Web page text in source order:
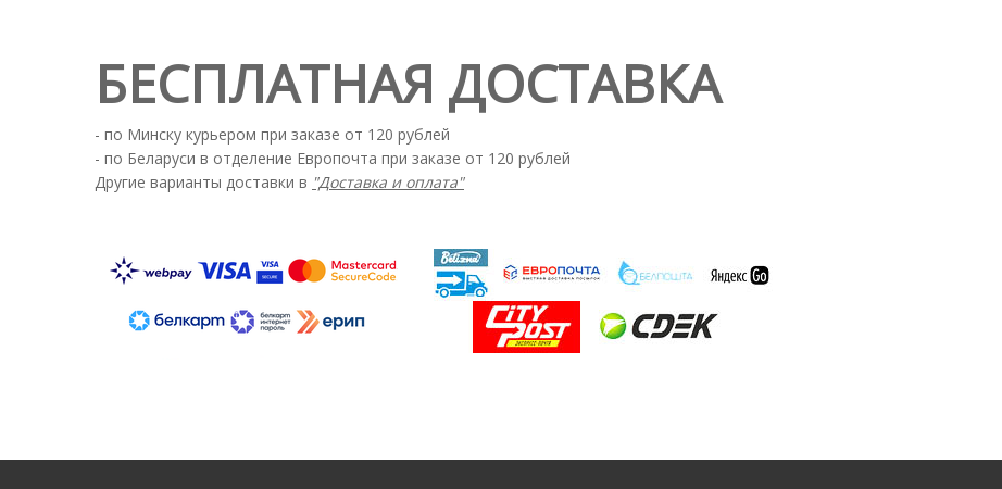
БЕСПЛАТНАЯ ДОСТАВКА
- по Минску курьером при заказе от 120 рублей
- по Беларуси в отделение Европочта при заказе от 120 рублей
Другие варианты доставки в "Доставка и оплата"